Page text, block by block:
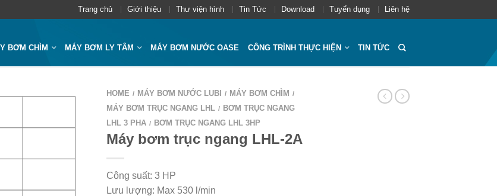
Trang chủ Giới thiệu Thư viện hình Tin Tức Download Tuyển dụng Liên hệ
BƠM CHÌM MÁY BƠM LY TÂM MÁY BƠM NƯỚC OASE CÔNG TRÌNH THỰC HIỆN TIN TỨC
HOME / MÁY BƠM NƯỚC LUBI / MÁY BƠM CHÌM /
MÁY BƠM TRỤC NGANG LHL / BƠM TRỤC NGANG
LHL 3 PHA / BƠM TRỤC NGANG LHL 3HP
Máy bơm trục ngang LHL-2A
Công suất: 3 HP
Lưu lượng: Max 530 l/min